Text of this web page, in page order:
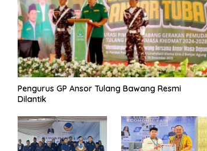
Pengurus GP Ansor Tulang Bawang Resmi
Dilantik